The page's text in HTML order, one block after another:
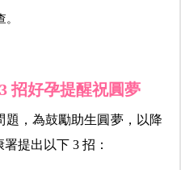
。
招好孕提醒祝圓夢
題，為鼓勵助生圓夢，以降
提出以下 3 招：